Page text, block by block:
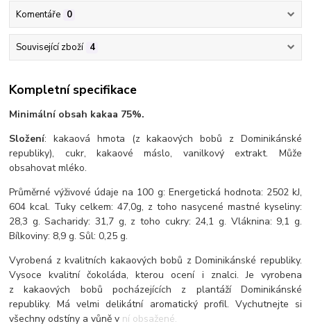
Komentáře 0
Související zboží 4
Kompletní specifikace
Minimální obsah kakaa 75%.
Složení: kakaová hmota (z kakaových bobů z Dominikánské
republiky), cukr, kakaové máslo, vanilkový extrakt. Může
obsahovat mléko.
Průměrné výživové údaje na 100 g: Energetická hodnota: 2502 kJ,
604 kcal. Tuky celkem: 47,0g, z toho nasycené mastné kyseliny:
28,3 g. Sacharidy: 31,7 g, z toho cukry: 24,1 g. Vláknina: 9,1 g.
Bílkoviny: 8,9 g. Sůl: 0,25 g.
Vyrobená z kvalitních kakaových bobů z Dominikánské republiky.
Vysoce kvalitní čokoláda, kterou ocení i znalci. Je vyrobena
z kakaových bobů pocházejících z plantáží Dominikánské
republiky. Má velmi delikátní aromatický profil. Vychutnejte si
všechny odstíny a vůně v ní obsažené.